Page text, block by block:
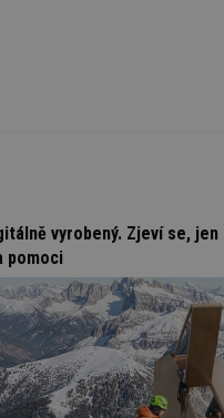
vyrobený. Zjeví se, jen
pomoci